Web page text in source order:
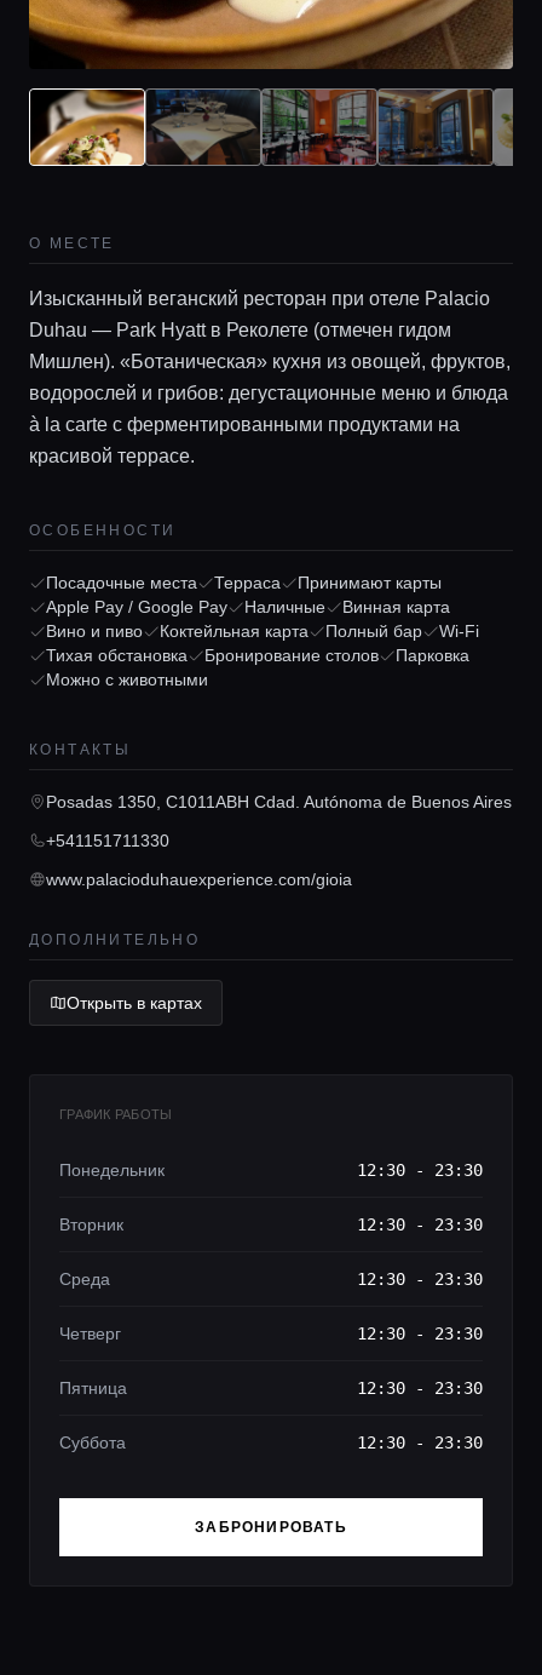
Главная
Локации
Гиды
Консьерж сервис
Lifestyle журнал
О МЕСТЕ
Изысканный веганский ресторан при отеле Palacio
Duhau — Park Hyatt в Реколете (отмечен гидом
Мишлен). «Ботаническая» кухня из овощей, фруктов,
водорослей и грибов: дегустационные меню и блюда
à la carte с ферментированными продуктами на
красивой террасе.
ОСОБЕННОСТИ
Посадочные места Терраса
Принимают карты
Apple Pay / Google Pay
Наличные
Винная карта
Вино и пиво
Коктейльная карта Полный бар
Wi-Fi
Тихая обстановка
Бронирование столов
Парковка
Можно с животными
КОНТАКТЫ
Posadas 1350, C1011ABH Cdad. Autónoma de Buenos Aires
+541151711330
www.palacioduhauexperience.com/gioia
ДОПОЛНИТЕЛЬНО
Открыть в картах
ГРАФИК РАБОТЫ
Понедельник 12:30 - 23:30
Вторник 12:30 - 23:30
Среда 12:30 - 23:30
Четверг 12:30 - 23:30
Пятница 12:30 - 23:30
Суббота 12:30 - 23:30
ЗАБРОНИРОВАТЬ